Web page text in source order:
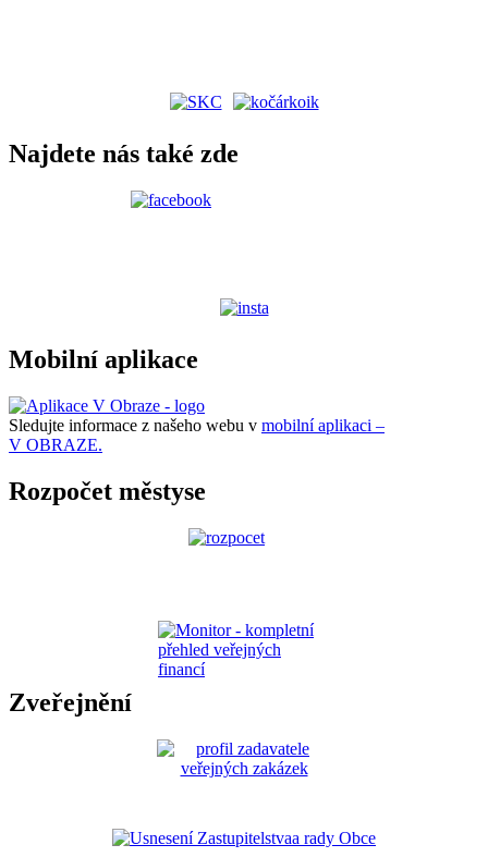
Najdete nás také zde
Mobilní aplikace
Sledujte informace z našeho webu v mobilní aplikaci –
V OBRAZE.
Rozpočet městyse
Zveřejnění